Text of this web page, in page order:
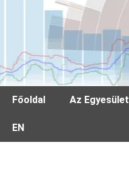
Főoldal Az Egyesület
EN